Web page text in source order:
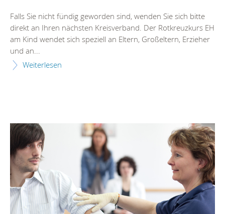
Falls Sie nicht fündig geworden sind, wenden Sie sich bitte
direkt an Ihren nächsten Kreisverband. Der Rotkreuzkurs EH
am Kind wendet sich speziell an Eltern, Großeltern, Erzieher
und an...
Weiterlesen